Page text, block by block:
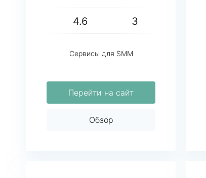
4.6 3
Сервисы для SMM
Перейти на сайт
Обзор